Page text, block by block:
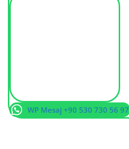
WP Mesaj +90 530 730 56 97